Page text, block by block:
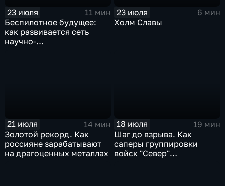
23 июля
11 мин
Беспилотное будущее:
как развивается сеть
научно-
23 июля
6 мин
Холм Славы
21 июля
14 мин
Золотой рекорд. Как
россияне зарабатывают
на драгоценных металлах
18 июля
19 мин
Шаг до взрыва. Как
саперы группировки
войск "Север"